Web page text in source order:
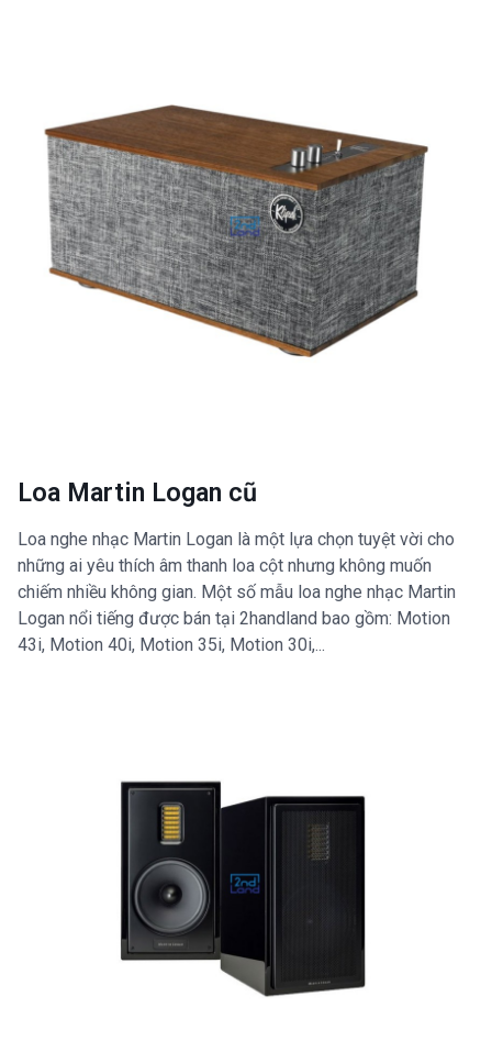
Loa Martin Logan cũ
Loa nghe nhạc Martin Logan là một lựa chọn tuyệt vời cho
những ai yêu thích âm thanh loa cột nhưng không muốn
chiếm nhiều không gian. Một số mẫu loa nghe nhạc Martin
Logan nổi tiếng được bán tại 2handland bao gồm: Motion
43i, Motion 40i, Motion 35i, Motion 30i,...